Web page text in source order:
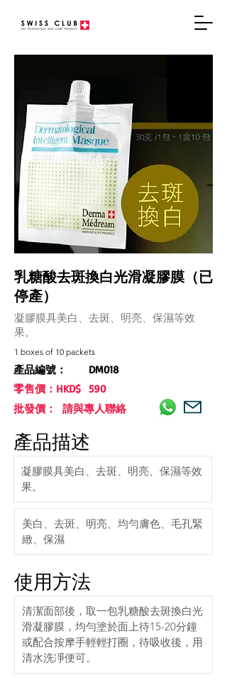
乳糖酸去斑換白光滑凝膠膜（已
停產）
凝膠膜具美白、去斑、明亮、保濕等效
果。
1 boxes of 10 packets
產品編號：
DM018
零售價：HKD$ 590
批發價： 請與專人聯絡
產品描述
凝膠膜具美白、去斑、明亮、保濕等效
果。
美白、去斑、明亮、均勻膚色、毛孔緊
緻、保濕
使用方法
清潔面部後，取一包乳糖酸去斑換白光
滑凝膠膜，均勻塗於面上待15-20分鐘
或配合按摩手輕輕打圈，待吸收後，用
清水洗凈便可。